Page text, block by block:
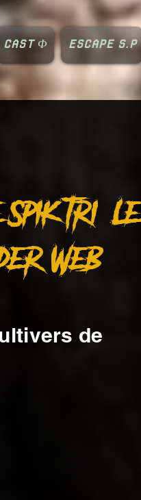
CAST Φ ESCAPE S.P
tri. Le
Web.
de